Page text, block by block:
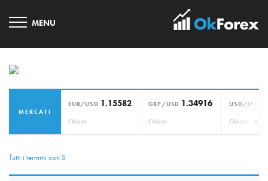
MERCATI
EUR/USD 1.15582
Chiuso
GBP/USD 1.34916
Chiuso
USD/JPY
Chiuso ›
Tutti i termini con S